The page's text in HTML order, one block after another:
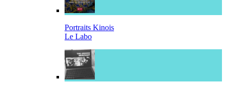
Portraits Kinois
Le Labo